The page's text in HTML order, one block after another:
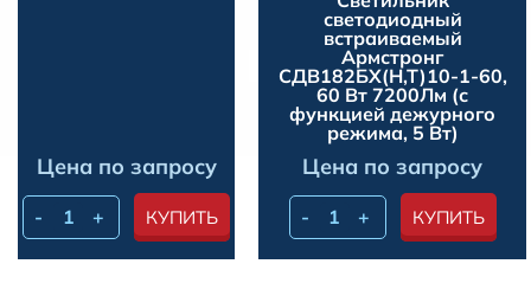
Цена по запросу
- + КУПИТЬ
светодиодный
встраиваемый
Армстронг
СДВ182БХ(Н,Т)10-1-60,
60 Вт 7200Лм (с
функцией дежурного
режима, 5 Вт)
Цена по запросу
- + КУПИТЬ